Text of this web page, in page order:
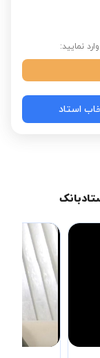
نمایید:
استاد